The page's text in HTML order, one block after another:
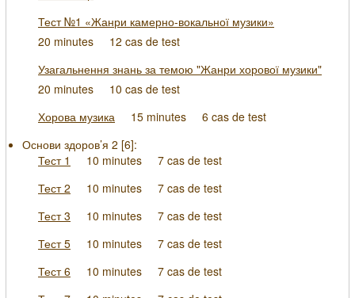
Тест №1 «Жанри камерно-вокальної музики»
20 minutes
12 cas de test
Узагальнення знань за темою "Жанри хорової музики"
20 minutes
10 cas de test
Хорова музика
15 minutes
6 cas de test
Основи здоров’я 2 [6]:
Тест 1
10 minutes
7 cas de test
Тест 2
10 minutes
7 cas de test
Тест 3
10 minutes
7 cas de test
Тест 5
10 minutes
7 cas de test
Тест 6
10 minutes
7 cas de test